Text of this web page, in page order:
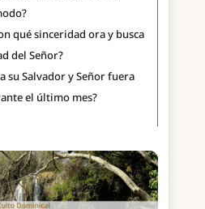
qué sinceridad ora y busca
del Señor?
su Salvador y Señor fuera
el último mes?